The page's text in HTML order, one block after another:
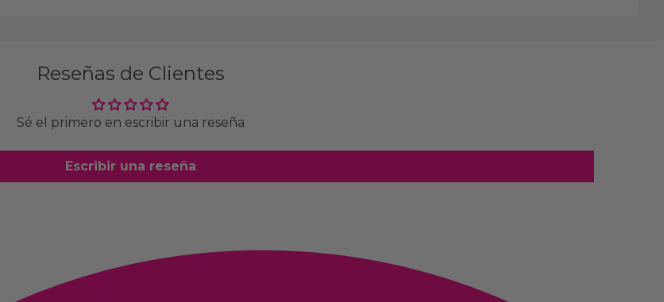
Reseñas de Clientes
Sé el primero en escribir una reseña
Escribir una reseña